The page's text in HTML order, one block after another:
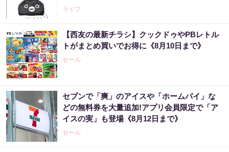
ライフ
【西友の最新チラシ】クックドゥやPBレトル
トがまとめ買いでお得に《8月10日まで》
セール
セブンで「爽」のアイスや「ホームパイ」な
どの無料券を大量追加!アプリ会員限定で「ア
イスの実」も登場《8月12日まで》
セール